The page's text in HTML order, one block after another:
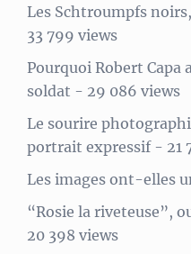
Les Schtroumpfs
33 799 views
Pourquoi Robert Capa
soldat - 29 086 views
Le sourire
portrait expressif- 21
Les images ont-elles
“Rosie la riveteuse”,
20 398 views